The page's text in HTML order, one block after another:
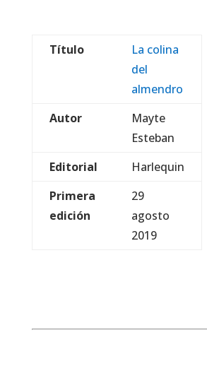
Título
La colina
del
almendro
Autor
Mayte
Esteban
Editorial
Harlequin
Primera
edición
29
agosto
2019